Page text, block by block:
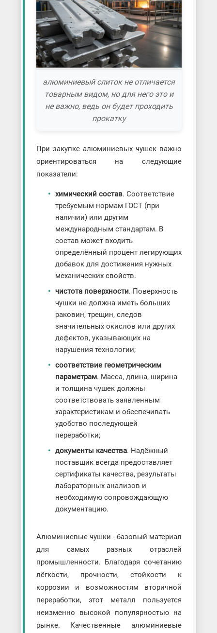
алюминиевый слиток не отличается
товарным видом, но для него это и
не важно, ведь он будет проходить
прокатку
При закупке алюминиевых чушек важно
ориентироваться на следующие
показатели:
химический состав. Соответствие
требуемым нормам ГОСТ (при
наличии) или другим
международным стандартам. В
состав может входить
определённый процент легирующих
добавок для достижения нужных
механических свойств.
чистота поверхности. Поверхность
чушки не должна иметь больших
раковин, трещин, следов
значительных окислов или других
дефектов, указывающих на
нарушения технологии;
соответствие геометрическим
параметрам. Масса, длина, ширина
и толщина чушек должны
соответствовать заявленным
характеристикам и обеспечивать
удобство последующей
переработки;
документы качества. Надёжный
поставщик всегда предоставляет
сертификаты качества, результаты
лабораторных анализов и
необходимую сопровождающую
документацию.
Алюминиевые чушки - базовый материал
для самых разных отраслей
промышленности. Благодаря сочетанию
лёгкости, прочности, стойкости к
коррозии и возможностям вторичной
переработки, этот металл пользуется
неизменно высокой популярностью на
рынке. Качественные алюминиевые